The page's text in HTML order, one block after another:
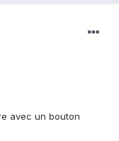
avec un bouton